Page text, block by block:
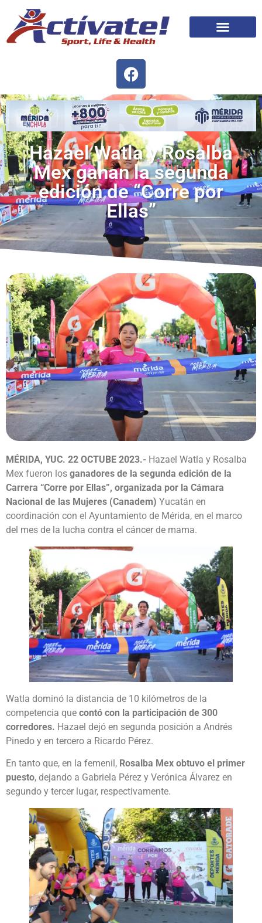
Hazael Watla y Rosalba
Mex ganan la segunda
edición de “Corre por
Ellas”
MÉRIDA, YUC. 22 OCTUBE 2023.- Hazael Watla y Rosalba
Mex fueron los ganadores de la segunda edición de la
Carrera “Corre por Ellas”, organizada por la Cámara
Nacional de las Mujeres (Canadem) Yucatán en
coordinación con el Ayuntamiento de Mérida, en el marco
del mes de la lucha contra el cáncer de mama.
Watla dominó la distancia de 10 kilómetros de la
competencia que contó con la participación de 300
corredores. Hazael dejó en segunda posición a Andrés
Pinedo y en tercero a Ricardo Pérez.
En tanto que, en la femenil, Rosalba Mex obtuvo el primer
puesto, dejando a Gabriela Pérez y Verónica Álvarez en
segundo y tercer lugar, respectivamente.